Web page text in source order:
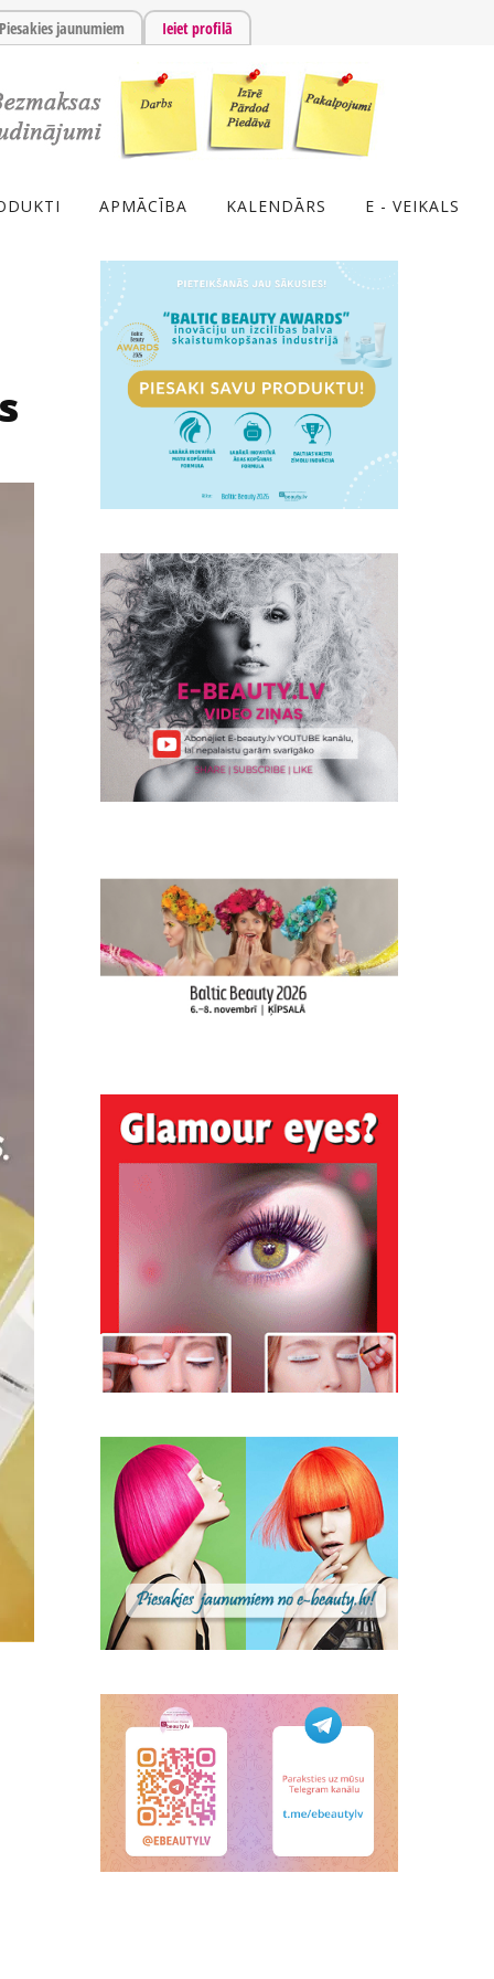
Piesakies jaunumiem Ieiet profilā
APMĀCĪBA KALENDĀRS E - VEIKALS